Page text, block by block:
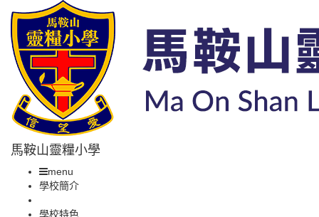
馬鞍山靈糧小學
menu
學校簡介
學校特色